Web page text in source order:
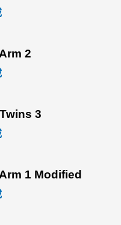
2
3
1 Modified